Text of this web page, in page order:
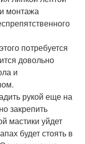
монтажа
потребуется
довольно
и
рукой еще на
закрепить
мастики уйдет
будет стоять в